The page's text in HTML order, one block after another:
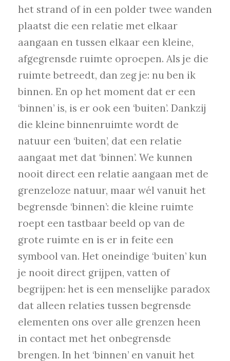
het strand of in een polder twee wanden
plaatst die een relatie met elkaar
aangaan en tussen elkaar een kleine,
afgegrensde ruimte oproepen. Als je die
ruimte betreedt, dan zeg je: nu ben ik
binnen. En op het moment dat er een
‘binnen’ is, is er ook een ‘buiten’. Dankzij
die kleine binnenruimte wordt de
natuur een ‘buiten’, dat een relatie
aangaat met dat ‘binnen’. We kunnen
nooit direct een relatie aangaan met de
grenzeloze natuur, maar wél vanuit het
begrensde ‘binnen’: die kleine ruimte
roept een tastbaar beeld op van de
grote ruimte en is er in feite een
symbool van. Het oneindige ‘buiten’ kun
je nooit direct grijpen, vatten of
begrijpen: het is een menselijke paradox
dat alleen relaties tussen begrensde
elementen ons over alle grenzen heen
in contact met het onbegrensde
brengen. In het ‘binnen’ en vanuit het